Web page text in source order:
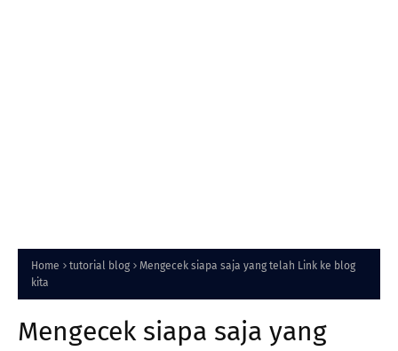
Home tutorial blog
Mengecek siapa saja yang telah Link ke blog
kita
Mengecek siapa saja yang